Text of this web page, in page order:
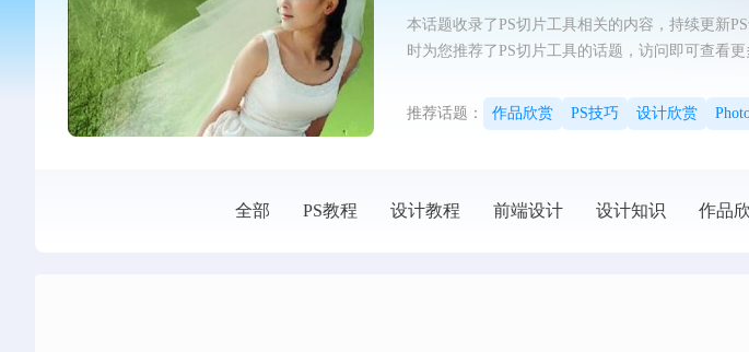
本话题收录了‌‌PS切片工具相关的内容，持续更新
时为您推荐了PS切片工具的话题，访问即可查看更
推荐话题： 作品欣赏 PS技巧 设计欣赏
全部 PS教程 设计教程 前端设计 设计知识 作品